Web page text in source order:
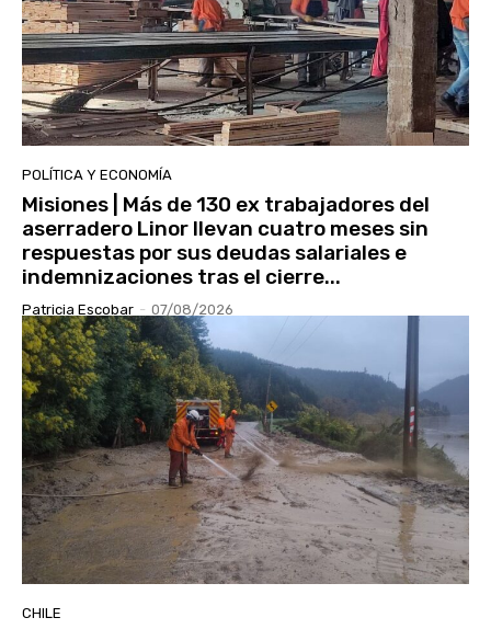
POLÍTICA Y ECONOMÍA
Misiones | Más de 130 ex trabajadores del
aserradero Linor llevan cuatro meses sin
respuestas por sus deudas salariales e
indemnizaciones tras el cierre...
Patricia Escobar - 07/08/2026
CHILE